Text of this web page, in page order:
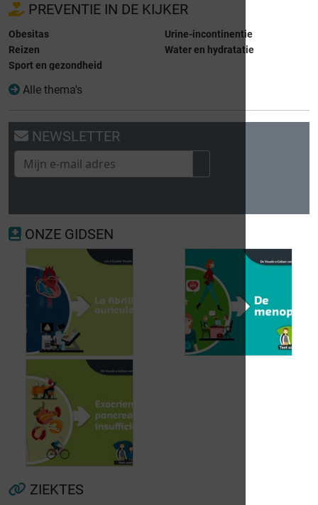
PREVENTIE IN DE KIJKER
Obesitas
Reizen
Sport en gezondheid
Urine-incontinentie
Water en hydratatie
Alle thema's
NEWSLETTER
ONZE GIDSEN
Voorkamerfibrillatie
ZIEKTES